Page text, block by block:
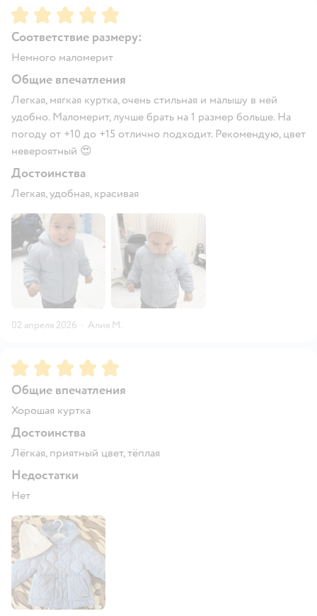
Рейтинг:5
Соответствие размеру:
Немного маломерит
Общие впечатления
Легкая, мягкая куртка, очень стильная и малышу в ней
удобно. Маломерит, лучше брать на 1 размер больше. На
погоду от +10 до +15 отлично подходит. Рекомендую, цвет
невероятный 😍
Достоинства
Легкая, удобная, красивая
02 апреля 2026 · Алия М.
Рейтинг:5
Общие впечатления
Хорошая куртка
Достоинства
Лёгкая, приятный цвет, тёплая
Недостатки
Нет